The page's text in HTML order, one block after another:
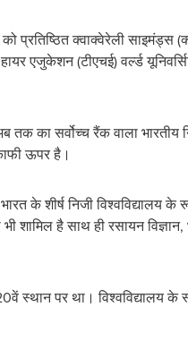
क्वाक्वेरेली साइमंड्स
एजुकेशन (टीएचई) वर्ल्ड
का सर्वोच्च रैंक वाला भारतीय
ऊपर है।
के शीर्ष निजी विश्वविद्यालय के
शामिल है साथ ही रसायन
स्थान पर था। विश्वविद्यालय के